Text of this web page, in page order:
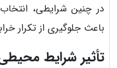
در چنین شرایطی،
باعث جلوگیری از تکرار
تأثیر شرایط